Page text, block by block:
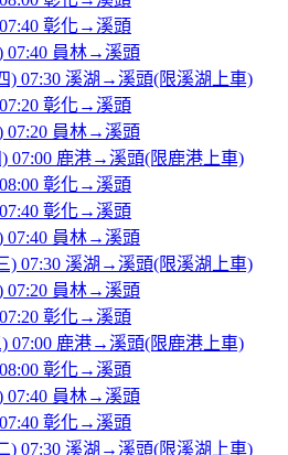
07:40 彰化→溪頭
) 07:40 員林→溪頭
) 07:30 溪湖→溪頭(限溪湖上車)
07:20 彰化→溪頭
) 07:20 員林→溪頭
) 07:00 鹿港→溪頭(限鹿港上車)
08:00 彰化→溪頭
07:40 彰化→溪頭
) 07:40 員林→溪頭
) 07:30 溪湖→溪頭(限溪湖上車)
) 07:20 員林→溪頭
07:20 彰化→溪頭
) 07:00 鹿港→溪頭(限鹿港上車)
08:00 彰化→溪頭
) 07:40 員林→溪頭
07:40 彰化→溪頭
) 07:30 溪湖→溪頭(限溪湖上車)